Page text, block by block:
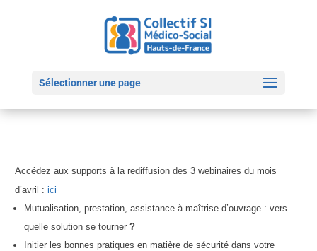
Sélectionner une page
Accédez aux supports à la rediffusion des 3 webinaires du mois
d’avril :ici
Mutualisation, prestation, assistance à maîtrise d’ouvrage : vers
quelle solution se tourner?
Initier les bonnes pratiques en matière de sécurité dans votre